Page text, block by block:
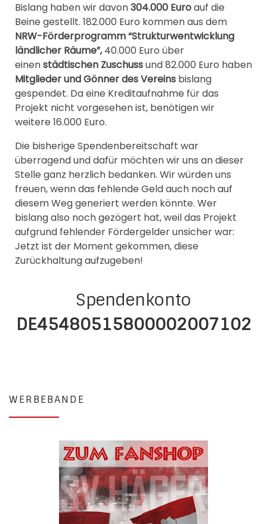
Bislang haben wir davon304.000 Euroauf die
Beine gestellt. 182.000 Euro kommen aus dem
NRW-Förderprogramm “Strukturwentwicklung
ländlicher Räume”,40.000 Euro über
einenstädtischen Zuschussund 82.000 Euro haben
Mitglieder und Gönner des Vereins bislang
gespendet. Da eine Kreditaufnahme für das
Projekt nicht vorgesehen ist, benötigen wir
weitere 16.000 Euro.
Die bisherige Spendenbereitschaft war
überragend und dafür möchten wir uns an dieser
Stelle ganz herzlich bedanken. Wir würden uns
freuen, wenn das fehlende Geld auch noch auf
diesem Weg generiert werden könnte. Wer
bislang also noch gezögert hat, weil das Projekt
aufgrund fehlender Fördergelder unsicher war:
Jetzt ist der Moment gekommen, diese
Zurückhaltung aufzugeben!
Spendenkonto
DE45480515800002007102
WERBEBANDE